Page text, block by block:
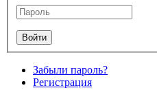
Забыли пароль?
Регистрация